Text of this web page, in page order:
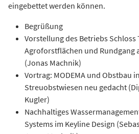
eingebettet werden können.
Begrüßung
Vorstellung des Betriebs
Agroforstflächen und Rundgang
(Jonas Machnik)
Vortrag: MODEMA und Obstbau
Streuobstwiesen neu gedacht
Kugler)
Nachhaltiges
Systems im Keyline Design